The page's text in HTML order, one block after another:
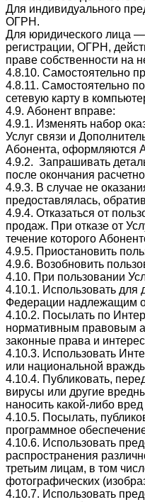
Для индивидуального
ОГРН.
Для юридического лица
регистрации, ОГРН,
праве собственности
4.8.10. Самостоятельно
4.8.11. Самостоятельно
сетевую карту в
4.9. Абонент вправе:
4.9.1. Изменять набор
Услуг связи и
Абонента, оформляются
4.9.2. Запрашивать
после окончания
4.9.3. В случае не
предоставлялась,
4.9.4. Отказаться от
продаж. При отказе от
течение которого
4.9.5. Приостановить
4.9.6. Возобновить
4.10. При пользовании
4.10.1. Использовать для
Федерации надлежащим
4.10.2. Посылать по
нормативным правовым
законные права и
4.10.3. Использовать
или национальной
4.10.4. Публиковать,
вирусы или другие
наносить какой-либо
4.10.5. Посылать,
программное
4.10.6. Использовать
распространения
третьим лицам, в том
фотографических
4.10.7. Использовать